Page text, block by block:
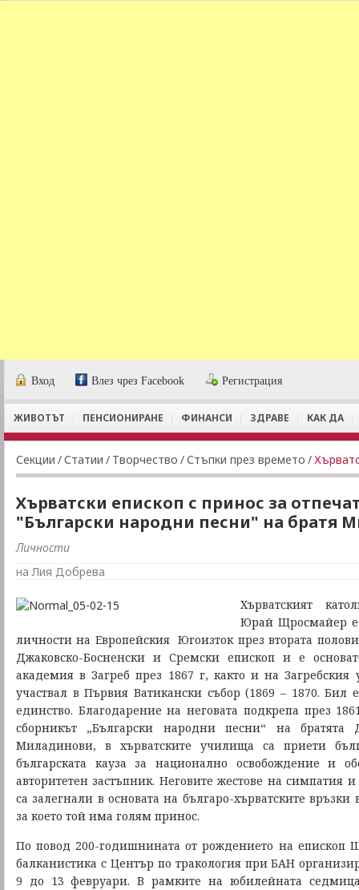
Вход Влез чрез Facebook Регистрация
ЖИВОТЪТ ПЕНСИОНИРАНЕ ФИНАНСИ ЗДРАВЕ КАК ДА
Секции /Статии / Творчество /Стъпки през времето /
Хърватски епископ с принос за
"Български народни песни" на братя
Личности
на Лия Добрева
Хърватският
Юрай Щросмайер е
личности на Европейския Югоизток през втората
Джаковско-Босненски и Сремски епископ и е
академия в Загреб през 1867 г, както и на Загребския
участвал в Първия Ватикански събор (1869 – 1870. Бил
единство. Благодарение на неговата подкрепа през
сборникът „Български народни песни“ на
Миладинови, в хърватските училища са приети
българската кауза за национално освобождение и
авторитетен застъпник. Неговите жестове на симпатия
са залегнали в основата на българо-хърватските
за което той има голям принос.
По повод 200-годишнината от рождението на епископ
балканистика с Център по тракология при БАН
9 до 13 февруари. В рамките на юбилейната